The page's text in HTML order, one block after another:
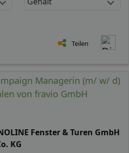
Teilen
Managerin (m/ w/ d)
von fravio GmbH
Fenster & Turen GmbH
KG